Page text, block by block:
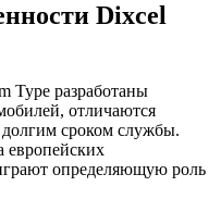
Dixcel
Type разработаны
отличаются
сроком службы.
европейских
определяющую роль